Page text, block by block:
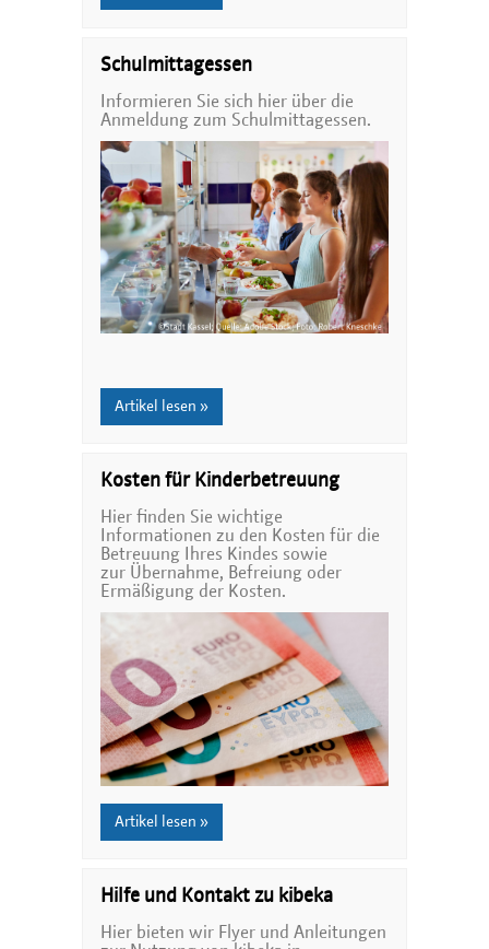
Schulmittagessen
Informieren Sie sich hier über die
Anmeldung zum Schulmittagessen.
Artikel lesen »
Kosten für Kinderbetreuung
Hier finden Sie wichtige
Informationen zu den Kosten für die
Betreuung Ihres Kindes sowie
zur Übernahme, Befreiung oder
Ermäßigung der Kosten.
Artikel lesen »
Hilfe und Kontakt zu kibeka
Hier bieten wir Flyer und Anleitungen